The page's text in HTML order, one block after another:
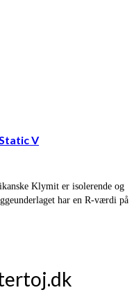
V
Klymit er isolerende og
har en R-værdi på